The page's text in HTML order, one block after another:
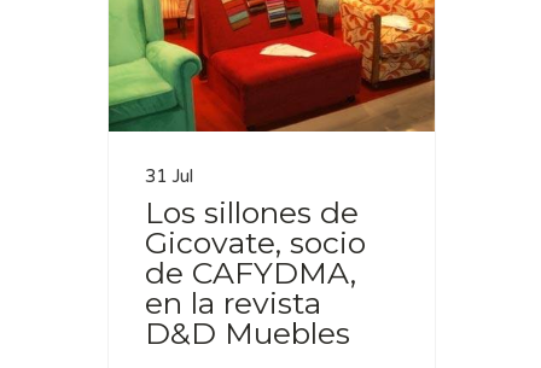
31 Jul
Los sillones de
Gicovate, socio
de CAFYDMA,
en la revista
D&D Muebles